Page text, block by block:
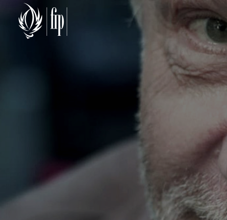
Sorry, there is nothing for the moment.